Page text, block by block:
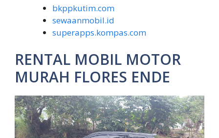
bkppkutim.com
sewaanmobil.id
superapps.kompas.com
RENTAL MOBIL MOTOR
MURAH FLORES ENDE